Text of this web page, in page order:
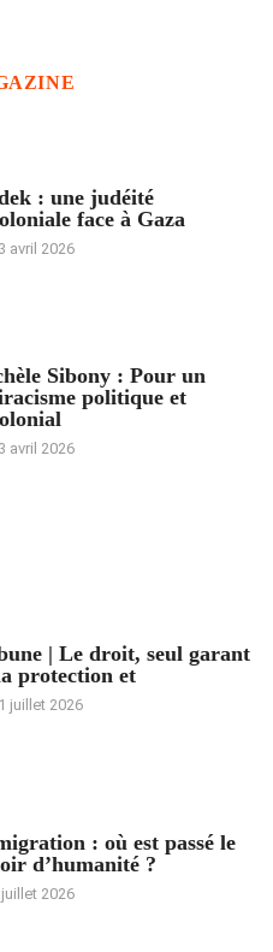
: une judéité
face à Gaza
avril 2026
Sibony : Pour un
politique et
avril 2026
| Le droit, seul garant
protection et
juillet 2026
: où est passé le
d’humanité ?
juillet 2026